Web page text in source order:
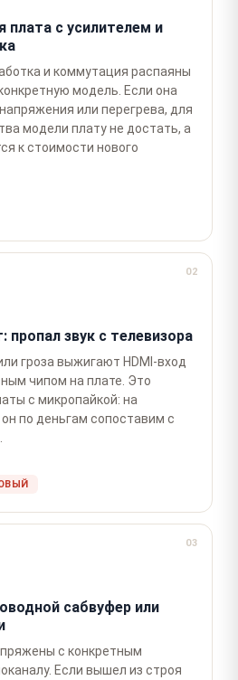
плата с усилителем и
и коммутация распаяны
модель. Если она
или перегрева, для
модели плату не достать, а
к стоимости нового
02
пропал звук с телевизора
гроза выжигают HDMI-вход
чипом на плате. Это
с микропайкой: на
по деньгам сопоставим с
03
сабвуфер или
с конкретным
Если вышел из строя